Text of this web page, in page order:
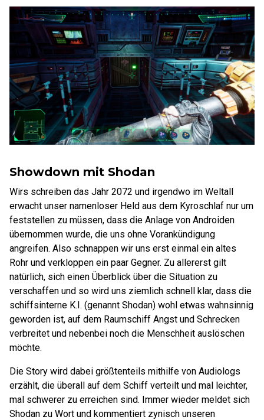
Showdown mit Shodan
Wirs schreiben das Jahr 2072 und irgendwo im Weltall
erwacht unser namenloser Held aus dem Kyroschlaf nur um
feststellen zu müssen, dass die Anlage von Androiden
übernommen wurde, die uns ohne Vorankündigung
angreifen. Also schnappen wir uns erst einmal ein altes
Rohr und verkloppen ein paar Gegner. Zu allererst gilt
natürlich, sich einen Überblick über die Situation zu
verschaffen und so wird uns ziemlich schnell klar, dass die
schiffsinterne K.I. (genannt Shodan) wohl etwas wahnsinnig
geworden ist, auf dem Raumschiff Angst und Schrecken
verbreitet und nebenbei noch die Menschheit auslöschen
möchte.
Die Story wird dabei größtenteils mithilfe von Audiologs
erzählt, die überall auf dem Schiff verteilt und mal leichter,
mal schwerer zu erreichen sind. Immer wieder meldet sich
Shodan zu Wort und kommentiert zynisch unseren